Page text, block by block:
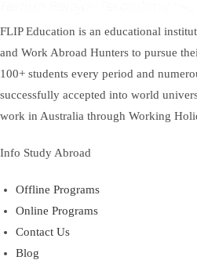
FLIP Education is an educational
and Work Abroad Hunters to pursue
100+ students every period and
successfully accepted into world
work in Australia through Working
Info Study Abroad
Offline Programs
Online Programs
Contact Us
Blog